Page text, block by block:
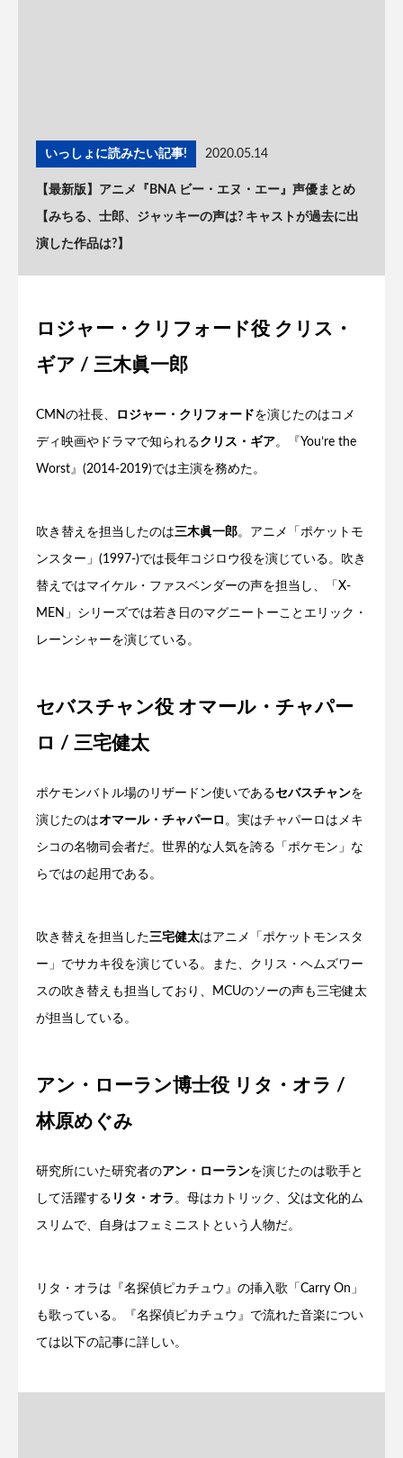
いっしょに読みたい記事! 2020.05.14
【最新版】アニメ『BNA ビー・エヌ・エー』声優まとめ
【みちる、士郎、ジャッキーの声は? キャストが過去に出
演した作品は?】
ロジャー・クリフォード役 クリス・
ギア / 三木眞一郎
CMNの社長、 ロジャー・クリフォードを演じたのはコメ
ディ映画やドラマで知られるクリス・ギア。『You’re the
Worst』(2014-2019)では主演を務めた。
吹き替えを担当したのは三木眞一郎。アニメ「ポケットモ
ンスター」(1997-)では長年コジロウ役を演じている。吹き
替えではマイケル・ファスベンダーの声を担当し、「X-
MEN」シリーズでは若き日のマグニートーことエリック・
レーンシャーを演じている。
セバスチャン役 オマール・チャパー
ロ / 三宅健太
ポケモンバトル場のリザードン使いであるセバスチャンを
演じたのはオマール・チャパーロ 。実はチャパーロはメキ
シコの名物司会者だ。世界的な人気を誇る「ポケモン」な
らではの起用である。
吹き替えを担当した三宅健太はアニメ「ポケットモンスタ
ー」でサカキ役を演じている。また、クリス・ヘムズワー
スの吹き替えも担当しており、MCUのソーの声も三宅健太
が担当している。
アン・ローラン博士役 リタ・オラ /
林原めぐみ
研究所にいた研究者のアン・ローランを演じたのは歌手と
して活躍する リタ・オラ 。母はカトリック、父は文化的ム
スリムで、自身はフェミニストという人物だ。
リタ・オラは『名探偵ピカチュウ』の挿入歌「Carry On」
も歌っている。『名探偵ピカチュウ』で流れた音楽につい
ては以下の記事に詳しい。